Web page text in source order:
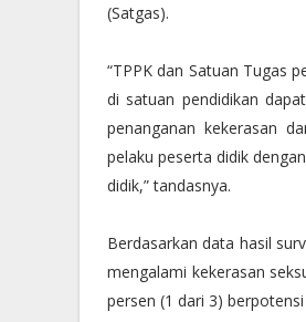
(Satgas).
“TPPK dan Satuan Tugas
di satuan pendidikan
penanganan kekerasan
pelaku peserta didik
didik,” tandasnya.
Berdasarkan data hasil
mengalami kekerasan
persen (1 dari 3)